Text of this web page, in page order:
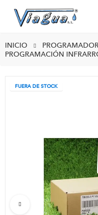
INICIO
PROGRAMACIÓN
FUERA DE STOCK